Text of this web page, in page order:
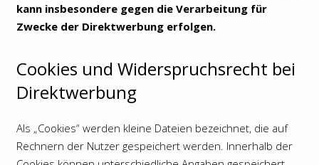
kann insbesondere gegen die Verarbeitung für
Zwecke der Direktwerbung erfolgen.
Cookies und Widerspruchsrecht bei
Direktwerbung
Als „Cookies“ werden kleine Dateien bezeichnet, die auf
Rechnern der Nutzer gespeichert werden. Innerhalb der